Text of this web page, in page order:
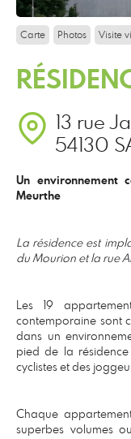
Carte Photos Visite
13 rue
54130
Un environnement
Meurthe
La résidence est
du Mourion et la rue
Les 19
contemporaine sont
dans un
pied de la
cyclistes et des
Chaque
superbes volumes